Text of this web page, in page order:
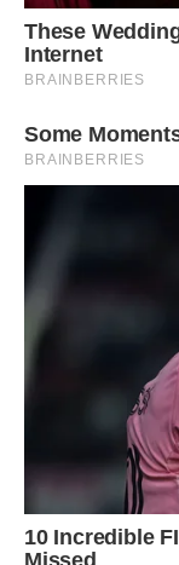
У неї є дочка, яку
не буду більше
старший, який
батькам більше
свекруха завжди
кажучи про мого
матеріальному
Мені за Максима
таке. Він і сам
ж мама… Загалом,
там не було, ми
своїх чоловіків,
ми ще умови
поставимо